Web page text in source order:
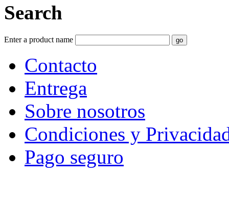
Search
Enter a product name
Contacto
Entrega
Sobre nosotros
Condiciones y
Pago seguro